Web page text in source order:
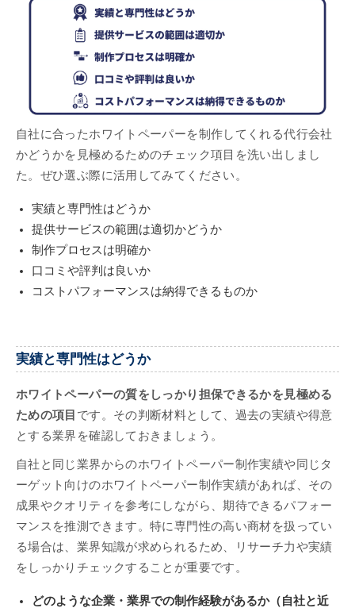
自社に合ったホワイトペーパーを制作してくれる代行会社
かどうかを見極めるためのチェック項目を洗い出しまし
た。ぜひ選ぶ際に活用してみてください。
実績と専門性はどうか
提供サービスの範囲は適切かどうか
制作プロセスは明確か
口コミや評判は良いか
コストパフォーマンスは納得できるものか
実績と専門性はどうか
ホワイトペーパーの質をしっかり担保できるかを見極める
ための項目 です。その判断材料として、過去の実績や得意
とする業界を確認しておきましょう。
自社と同じ業界からのホワイトペーパー制作実績や同じタ
ーゲット向けのホワイトペーパー制作実績があれば、その
成果やクオリティを参考にしながら、期待できるパフォー
マンスを推測できます。特に専門性の高い商材を扱ってい
る場合は、業界知識が求められるため、リサーチ力や実績
をしっかりチェックすることが重要です。
どのような企業・業界での制作経験があるか（自社と近